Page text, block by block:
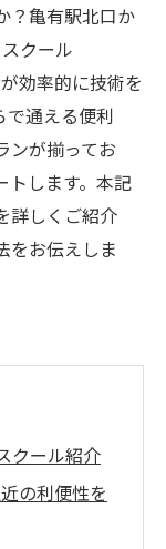
？亀有駅北口か
クール
効率的に技術を
で通える便利
ンが揃ってお
トします。本記
詳しくご紹介
をお伝えしま
クール紹介
の利便性を